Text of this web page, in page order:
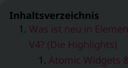
Inhaltsverzeichnis
Was ist neu in
V4? (Die Highlights)
Atomic Widgets